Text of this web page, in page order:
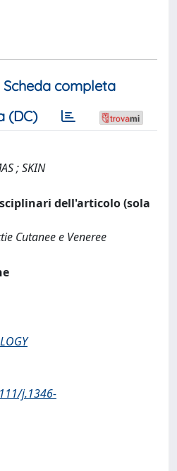
Scheda completa
(DC)
; SKIN
dell'articolo (sola
Cutanee e Veneree
j.1346-